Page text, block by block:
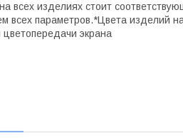
всех изделиях стоит
всех параметров.*Цвета изделий
экрана